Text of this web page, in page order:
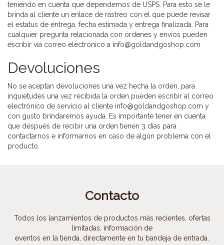
teniendo en cuenta que dependemos de USPS. Para esto se le
brinda al cliente un enlace de rastreo con el que puede revisar
el estatus de entrega, fecha estimada y entrega finalizada. Para
cualquier pregunta relacionada con órdenes y envíos pueden
escribir vía correo electrónico a info@goldandgoshop.com
Devoluciones
No se aceptan devoluciones una vez hecha la orden, para
inquietudes una vez recibida la orden pueden escribir al correo
electrónico de servicio al cliente info@goldandgoshop.com y
con gusto brindaremos ayuda. Es importante tener en cuenta
que después de recibir una orden tienen 3 días para
contactarnos e informarnos en caso de algún problema con el
producto.
Contacto
Todos los lanzamientos de productos más recientes, ofertas
limitadas, información de
eventos en la tienda, directamente en tu bandeja de entrada.